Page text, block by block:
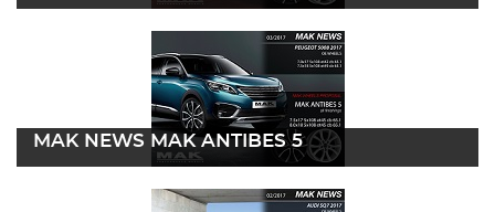
2019
23 enero 2017
MAK NEWS MAK ANTIBES 5